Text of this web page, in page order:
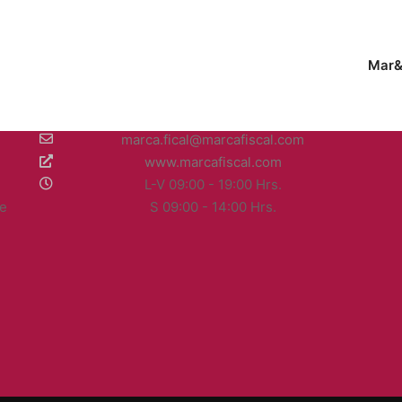
marca.fical@marcafiscal.com
www.marcafiscal.com
L-V 09:00 - 19:00 Hrs.
S 09:00 - 14:00 Hrs.